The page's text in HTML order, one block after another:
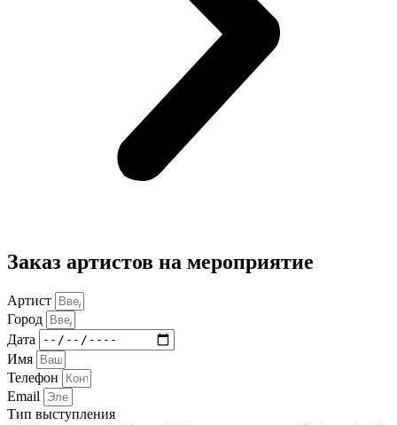
Заказ артистов на мероприятие
Артист
Город
Дата
Имя
Телефон
Email
Тип выступления